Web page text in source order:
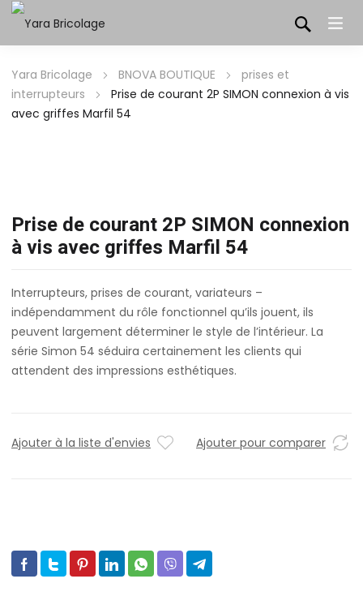
Yara Bricolage BNOVA BOUTIQUE
prises et
interrupteurs
Prise de courant 2P SIMON connexion à vis
avec griffes Marfil 54
Prise de courant 2P SIMON connexion
à vis avec griffes Marfil 54
Interrupteurs, prises de courant, variateurs –
indépendamment du rôle fonctionnel qu’ils jouent, ils
peuvent largement déterminer le style de l’intérieur. La
série Simon 54 séduira certainement les clients qui
attendent des impressions esthétiques.
Ajouter à la liste d'envies Ajouter pour comparer